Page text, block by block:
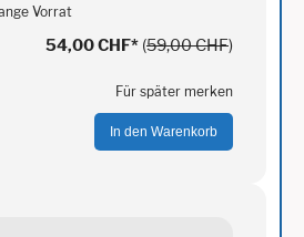
Vorrat
54,00 CHF* (59,00 CHF)
Für später merken
In den Warenkorb